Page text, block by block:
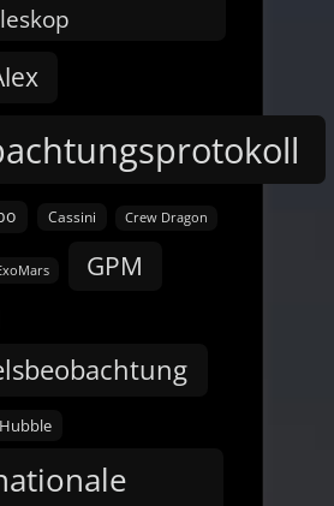
Cassini Crew Dragon
GPM
Hubble